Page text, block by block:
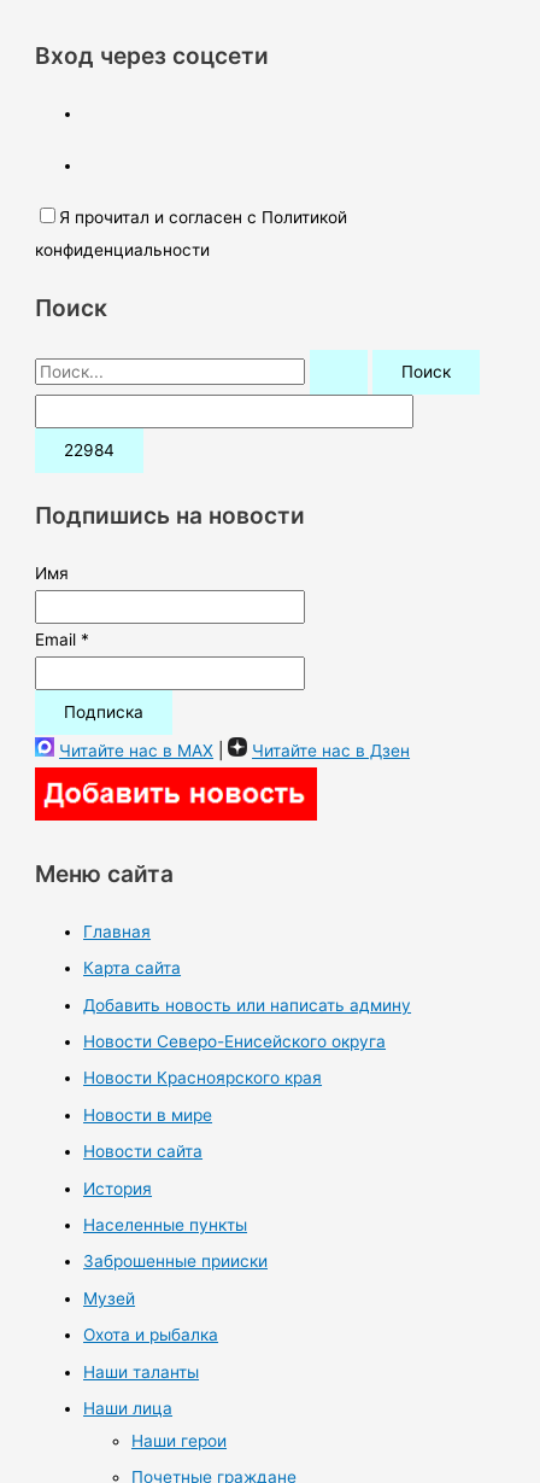
Вход через соцсети
Я прочитал и согласен с Политикой
конфиденциальности
Поиск
П
о
и
:Подпишись на новости
Имя
Email *
Читайте нас в MAX | Читайте нас в Дзен
Меню сайта
Главная
Карта сайта
Добавить новость или написать админу
Новости Северо-Енисейского округа
Новости Красноярского края
Новости в мире
Новости сайта
История
Населенные пункты
Заброшенные прииски
Музей
Охота и рыбалка
Наши таланты
Наши лица
Наши герои
Почетные граждане